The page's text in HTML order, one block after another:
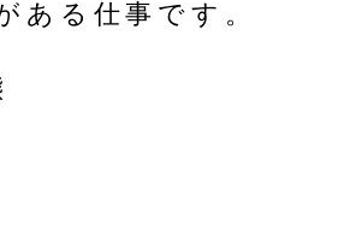
ある仕事です。